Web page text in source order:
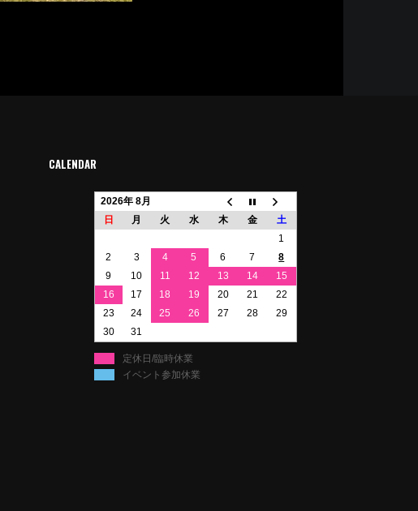
CALENDAR
2026年 8月
日
月 火 水 木 金
土
1
2
3 4 5 6 7
8
9
10 11 12 13 14
15
16
17 18 19 20 21
22
23
24 25 26 27 28
29
30
31
定休日/臨時休業
イベント参加休業